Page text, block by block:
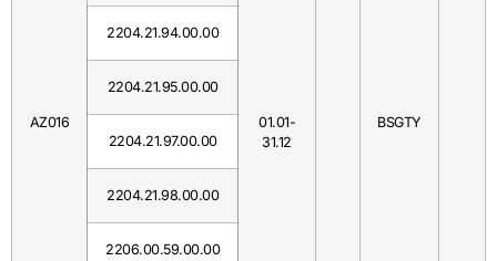
AZ016
01.01-
31.12
BSGTY
2204.21.94.00.00
2204.21.95.00.00
2204.21.97.00.00
2204.21.98.00.00
2206.00.59.00.00